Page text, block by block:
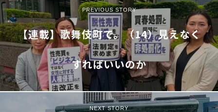
PREVIOUS STORY
【連載】歌舞伎町で。（14）見えなく
すればいいのか
NEXT STORY